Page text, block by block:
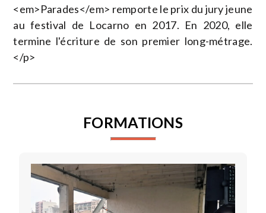
<em>Parades</em> remporte le prix du jury jeune
au festival de Locarno en 2017. En 2020, elle
termine l'écriture de son premier long-métrage.
</p>
FORMATIONS